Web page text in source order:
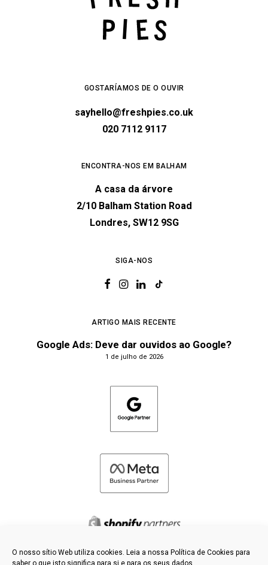
O nosso sítio Web utiliza cookies. Leia a nossa Política de Cookies para
saber o que isto significa para si e para os seus dados.
GOSTARÍAMOS DE O OUVIR
sayhello@freshpies.co.uk
020 7112 9117
ENCONTRA-NOS EM BALHAM
A casa da árvore
2/10 Balham Station Road
Londres, SW12 9SG
SIGA-NOS
ARTIGO MAIS RECENTE
Google Ads: Deve dar ouvidos ao Google?
1 de julho de 2026